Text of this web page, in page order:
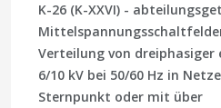
K-26 (K-XXVI) -
Verteilung von dreiphasiger
6/10 kV bei 50/60 Hz in
Sternpunkt oder mit über